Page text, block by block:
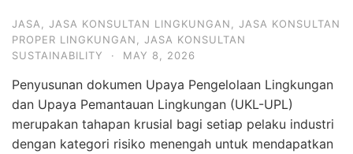
JASA JASA KONSULTAN LINGKUNGAN
JASA KONSULTAN
PROPER LINGKUNGAN
JASA KONSULTAN
SUSTAINABILITY
· MAY 8, 2026
Penyusunan dokumen Upaya Pengelolaan Lingkungan
dan Upaya Pemantauan Lingkungan (UKL-UPL)
merupakan tahapan krusial bagi setiap pelaku industri
dengan kategori risiko menengah untuk mendapatkan